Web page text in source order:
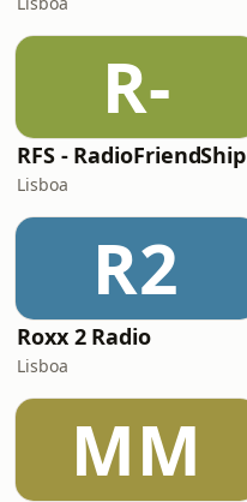
R-
RFS - RadioFriendShip
Lisboa
R2
Roxx 2 Radio
Lisboa
MM